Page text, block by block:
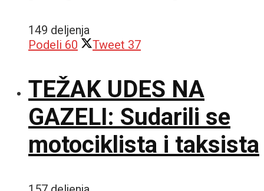
149 deljenja
Podeli 60 Tweet 37
TEŽAK UDES NA
GAZELI: Sudarili se
motociklista i taksista